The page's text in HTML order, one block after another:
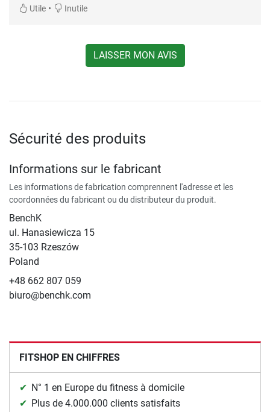
Utile • Inutile
LAISSER MON AVIS
Sécurité des produits
Informations sur le fabricant
Les informations de fabrication comprennent l'adresse et les
coordonnées du fabricant ou du distributeur du produit.
BenchK
ul. Hanasiewicza 15
35-103 Rzeszów
Poland
+48 662 807 059
biuro@benchk.com
FITSHOP EN CHIFFRES
N° 1 en Europe du fitness à domicile
Plus de 4.000.000 clients satisfaits